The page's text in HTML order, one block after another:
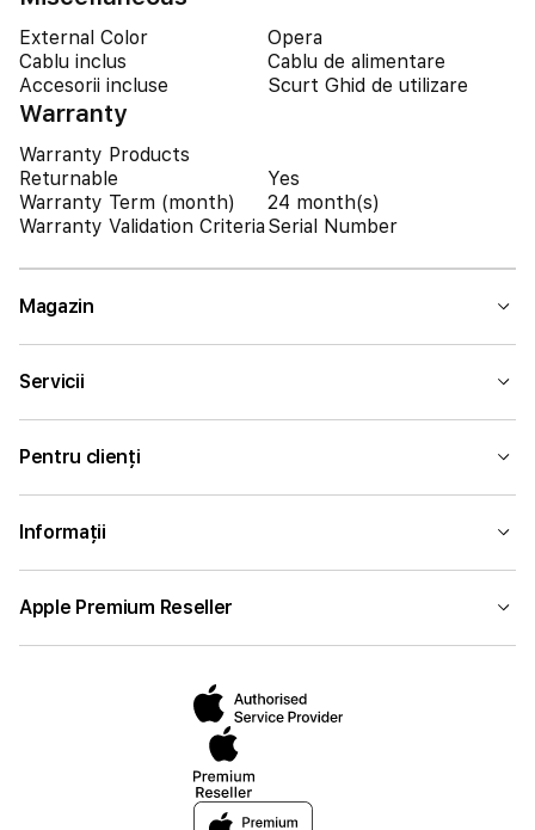
External Color
Opera
Cablu inclus
Cablu de alimentare
Accesorii incluse
Scurt Ghid de utilizare
Warranty
Warranty Products
Returnable
Yes
Warranty Term (month)
24 month(s)
Warranty Validation Criteria Serial Number
Magazin
Servicii
Pentru clienți
Informații
Apple Premium Reseller